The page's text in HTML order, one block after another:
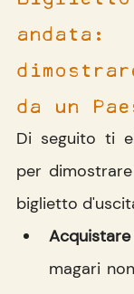
da un
Di seguito ti
per
biglietto
magari